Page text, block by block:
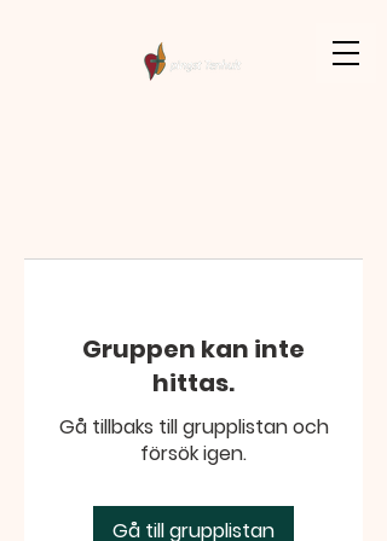
Gruppen kan inte
hittas.
Gå tillbaks till grupplistan och
försök igen.
Gå till grupplistan